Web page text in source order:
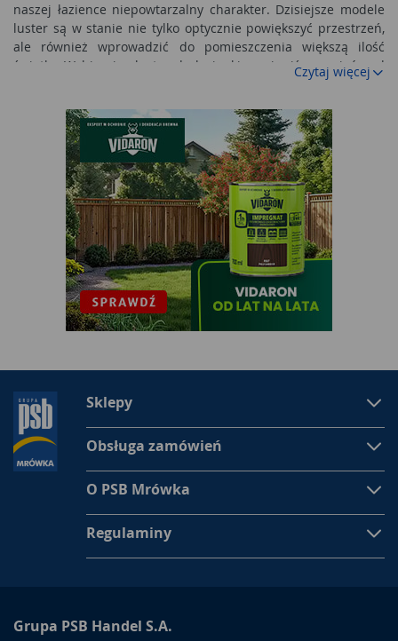
naszej łazience niepowtarzalny charakter. Dzisiejsze modele
luster są w stanie nie tylko optycznie powiększyć przestrzeń,
ale również wprowadzić do pomieszczenia większą ilość
światła. Wybierając lustro do łazienki powinniśmy wziąć pod
uwagę kilka czynników: po pierwsze, jego wielkość; po drugie,
łazienkowe powinno bowiem spełniać wszystkie nasze
potrzeby i wymagania estetyczne.
Jak wybrać idealną szafkę łazienkową z lustrem?
Podobnie jak lustro, tak i oświetlenie pełni niezwykle ważną
funkcję w kontekście aranżacji łazienki. Dlatego też,
odpowiednim dla Ciebie wyborem może okazać się
podświetlanelustro łazienkowe, charakteryzujące się nie
tylko nowoczesnym designem, ale również niezwykłą
funkcjonalnością. Lustro łazienkowe powinno być również
możliwie jak największe, bowiem moda na lustra o szerokości
umywalki już dawno minęła. Ciekawym rozwiązaniem może
Do jakiej łazienki dobrać szafkę z lustrem?
Szafka łazienkowa z lustremto idealne rozwiązanie dla
wszystkich pomieszczeń wymagających dodatkowej
przestrzeni na przechowywanie. Dzięki niej jesteśmy w stanie
efektywnie zagospodarować nawet niewielką łazienkę.
Nowoczesne szafki lustrzane charakteryzują się ciekawym
designem oraz niezwykłą funkcjonalnością, możemy w niech
Czytaj więcej
Sklepy
Obsługa zamówień
O PSB Mrówka
Regulaminy
Grupa PSB Handel S.A.